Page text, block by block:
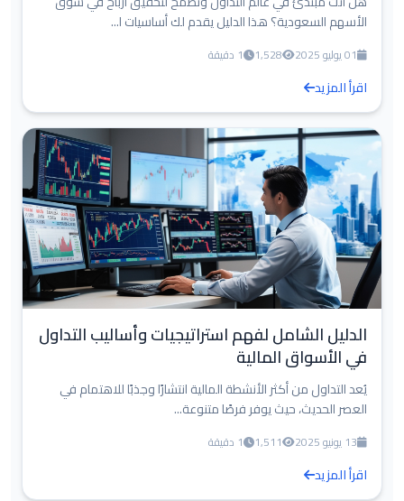
الأسهم السعودية؟ هذا الدليل يقدم لك أساسيات ا...
01 يوليو 2025 1,528 1 دقيقة
اقرأ المزيد
الدليل الشامل لفهم استراتيجيات وأساليب التداول
في الأسواق المالية
يُعد التداول من أكثر الأنشطة المالية انتشارًا وجذبًا للاهتمام في
العصر الحديث، حيث يوفر فرصًا متنوعة...
13 يونيو 2025 1,511 1 دقيقة
اقرأ المزيد